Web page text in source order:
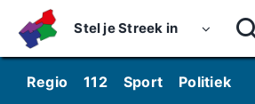
content
Stel je Streek in
Home
Regio 112 Sport Politiek